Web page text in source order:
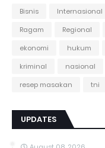
Bisnis Internasional
Ragam
Regional
ekonomi
hukum
kriminal
nasional
resep masakan
tni
UPDATES